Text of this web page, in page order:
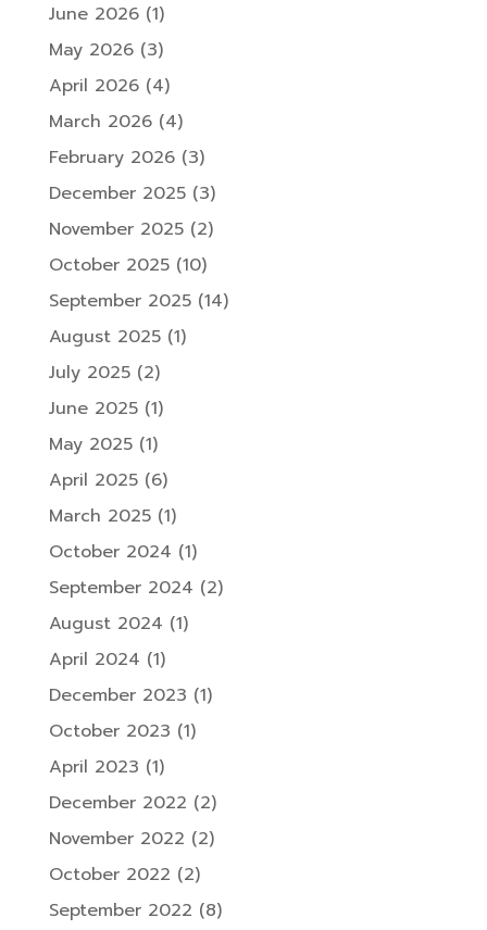
June 2026(1)
May 2026(3)
April 2026(4)
March 2026(4)
February 2026(3)
December 2025(3)
November 2025(2)
October 2025(10)
September 2025(14)
August 2025(1)
July 2025(2)
June 2025(1)
May 2025(1)
April 2025(6)
March 2025(1)
October 2024 (1)
September 2024 (2)
August 2024 (1)
April 2024 (1)
December 2023 (1)
October 2023 (1)
April 2023 (1)
December 2022 (2)
November 2022 (2)
October 2022 (2)
September 2022 (8)